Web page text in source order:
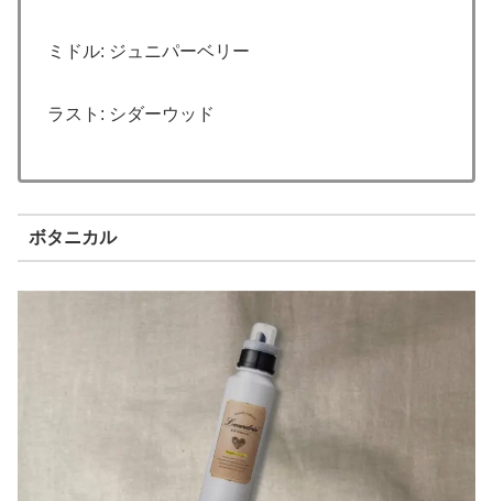
ミドル: ジュニパーベリー
ラスト: シダーウッド
ボタニカル